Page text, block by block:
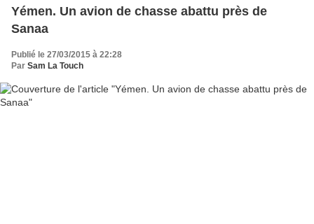
Yémen. Un avion de chasse abattu près de
Sanaa
Publié le 27/03/2015 à 22:28
Par Sam La Touch